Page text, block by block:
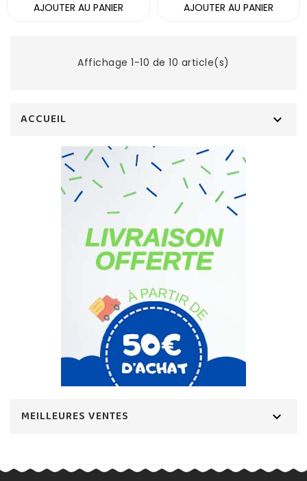
AJOUTER AU PANIER AJOUTER AU PANIER
Affichage 1-10 de 10 article(s)
ACCUEIL 
MEILLEURES VENTES 